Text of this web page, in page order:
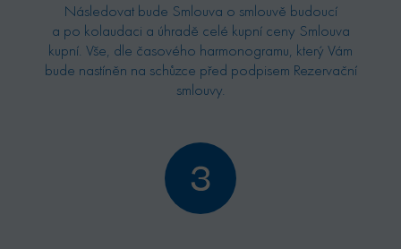
Následovat bude Smlouva o smlouvě budoucí
a po kolaudaci a úhradě celé kupní ceny Smlouva
kupní. Vše, dle časového harmonogramu, který Vám
bude nastíněn na schůzce před podpisem Rezervační
smlouvy.